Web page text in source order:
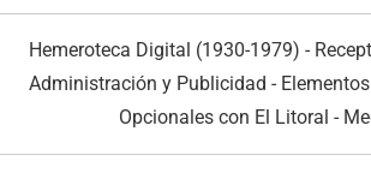
Hemeroteca Digital (1930-1979) -
Administración y Publicidad -
Opcionales con El Litoral -